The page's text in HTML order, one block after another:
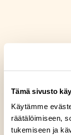
Tämä sivusto
Käytämme
räätälöimiseen,
tukemiseen ja
Reseptin
GGluteeniton